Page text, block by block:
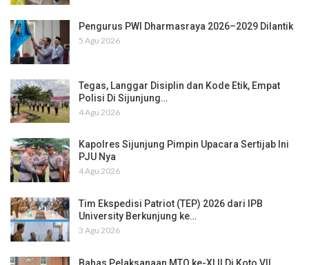
Pengurus PWI Dharmasraya 2026–2029 Dilantik
5 Agu 2026
Tegas, Langgar Disiplin dan Kode Etik, Empat
Polisi Di Sijunjung…
4 Agu 2026
Kapolres Sijunjung Pimpin Upacara Sertijab Ini
PJU Nya
4 Agu 2026
Tim Ekspedisi Patriot (TEP) 2026 dari IPB
University Berkunjung ke…
3 Agu 2026
Bahas Pelaksanaan MTQ ke-XLII Di Koto VII,